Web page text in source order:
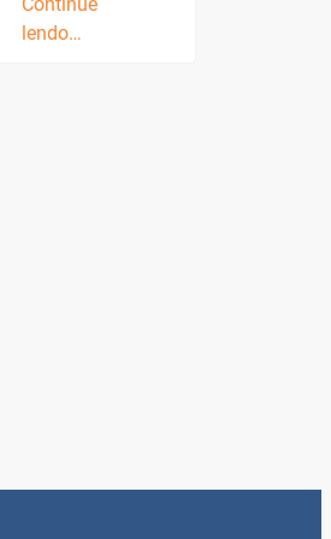
Continue
lendo…